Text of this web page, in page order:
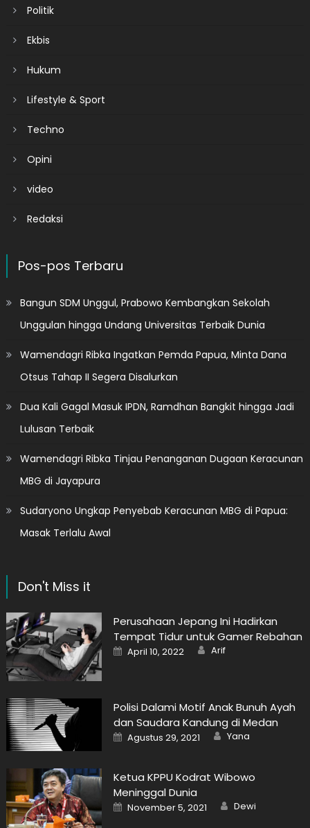
Politik
Ekbis
Hukum
Lifestyle & Sport
Techno
Opini
video
Redaksi
Pos-pos Terbaru
Bangun SDM Unggul, Prabowo Kembangkan Sekolah
Unggulan hingga Undang Universitas Terbaik Dunia
Wamendagri Ribka Ingatkan Pemda Papua, Minta Dana
Otsus Tahap II Segera Disalurkan
Dua Kali Gagal Masuk IPDN, Ramdhan Bangkit hingga Jadi
Lulusan Terbaik
Wamendagri Ribka Tinjau Penanganan Dugaan Keracunan
MBG di Jayapura
Sudaryono Ungkap Penyebab Keracunan MBG di Papua:
Masak Terlalu Awal
Don't Miss it
Perusahaan Jepang Ini Hadirkan
Tempat Tidur untuk Gamer Rebahan
Posted
on
April 10, 2022 Author
Arif
Polisi Dalami Motif Anak Bunuh Ayah
dan Saudara Kandung di Medan
Posted
on
Agustus 29, 2021 Author
Yana
Ketua KPPU Kodrat Wibowo
Meninggal Dunia
Posted
on
November 5, 2021 Author
Dewi